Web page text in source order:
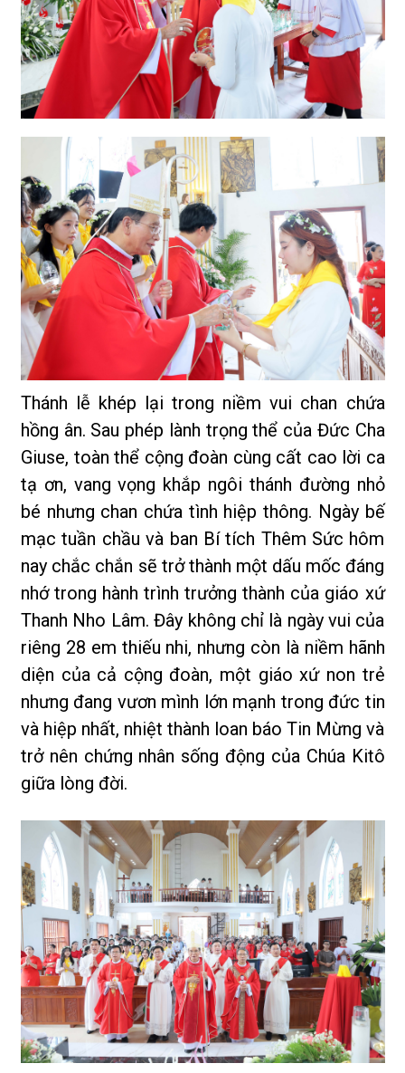
Thánh lễ khép lại trong niềm vui chan chứa
hồng ân. Sau phép lành trọng thể của Đức Cha
Giuse, toàn thể cộng đoàn cùng cất cao lời ca
tạ ơn, vang vọng khắp ngôi thánh đường nhỏ
bé nhưng chan chứa tình hiệp thông. Ngày bế
mạc tuần chầu và ban Bí tích Thêm Sức hôm
nay chắc chắn sẽ trở thành một dấu mốc đáng
nhớ trong hành trình trưởng thành của giáo xứ
Thanh Nho Lâm. Đây không chỉ là ngày vui của
riêng 28 em thiếu nhi, nhưng còn là niềm hãnh
diện của cả cộng đoàn, một giáo xứ non trẻ
nhưng đang vươn mình lớn mạnh trong đức tin
và hiệp nhất, nhiệt thành loan báo Tin Mừng và
trở nên chứng nhân sống động của Chúa Kitô
giữa lòng đời.